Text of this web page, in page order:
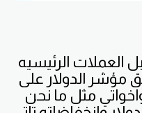
العملات الرئيسيه
مؤشر الدولار على
مثل ما نحن